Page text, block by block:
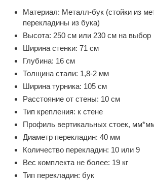
Материал: Металл-бук (стойки из
перекладины из бука)
Высота: 250 см или 230 см на выбор
Ширина стенки: 71 см
Глубина: 16 см
Толщина стали: 1,8-2 мм
Ширина турника: 105 см
Расстояние от стены: 10 см
Тип крепления: к стене
Профиль вертикальных стоек,
Диаметр перекладин: 40 мм
Количество перекладин: 10 или 9
Вес комплекта не более: 19 кг
Тип перекладин: бук